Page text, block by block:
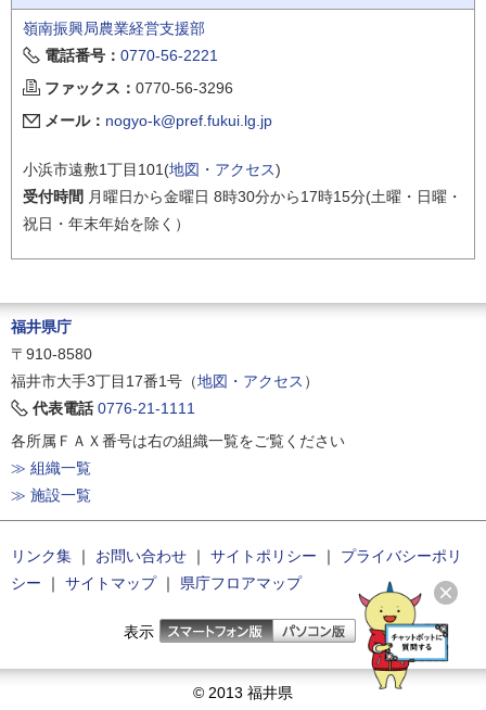
嶺南振興局農業経営支援部
電話番号： 0770-56-2221
ファックス： 0770-56-3296
メール： nogyo-k@pref.fukui.lg.jp
小浜市遠敷1丁目101(地図・アクセス)
受付時間 月曜日から金曜日 8時30分から17時15分(土曜・日曜・
祝日・年末年始を除く）
福井県庁
〒910-8580
福井市大手3丁目17番1号（地図・アクセス ）
代表電話 0776-21-1111
各所属ＦＡＸ番号は右の組織一覧をご覧ください
≫ 組織一覧
≫ 施設一覧
リンク集 ｜ お問い合わせ ｜ サイトポリシー ｜
プライバシーポリ
シー ｜ サイトマップ｜ 県庁フロアマップ
表示
© 2013 福井県